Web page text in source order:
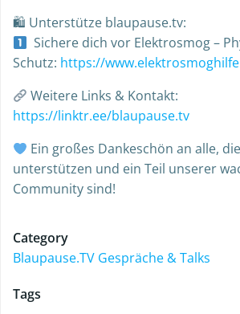
🛍 Unterstütze blaupause.tv:
Sichere dich vor Elektrosmog –
Schutz: https://
Weitere Links & Kontakt:
https://linktr.ee/blaupause.tv
Ein großes Dankeschön an alle,
unterstützen und ein Teil unserer
Community sind!
Category
Blaupause.TV Gespräche & Talks
Tags